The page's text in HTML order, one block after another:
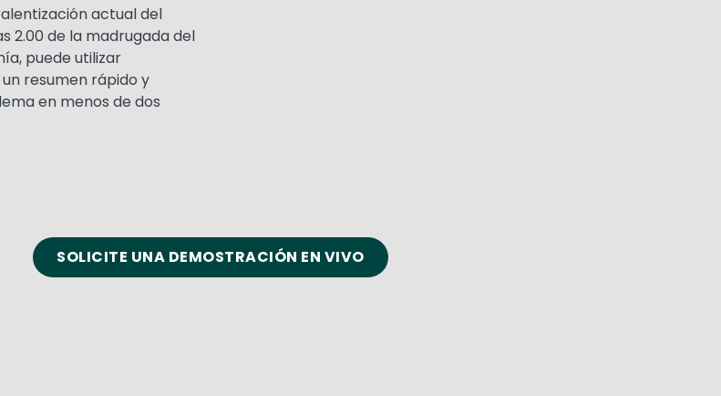
actual del
2.00 de la madrugada del
puede utilizar
resumen rápido y
en menos de dos
SOLICITE UNA DEMOSTRACIÓN EN VIVO